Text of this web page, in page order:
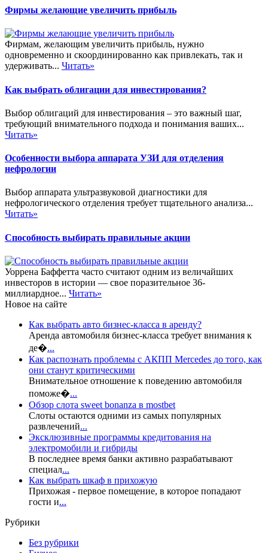
Фирмы желающие увеличить прибыль
Фирмам, желающим увеличить прибыль, нужно
одновременно и скоординированно как привлекать, так и
удерживать... Читать»
Как выбрать облигации для инвестирования?
Выбор облигаций для инвестирования – это важный шаг,
требующий внимательного подхода и понимания ваших...
Читать»
Особенности выбора аппарата УЗИ для отделения
нефрологии
Выбор аппарата ультразвуковой диагностики для
нефрологического отделения требует тщательного анализа...
Читать»
Способность выбирать правильные акции
Уоррена Баффетта часто считают одним из величайших
инвесторов в истории — свое поразительное 36-
миллиардное... Читать»
Новое на сайте
Как выбрать авто бизнес-класса в аренду?
Аренда автомобиля бизнес-класса требует внимания к
де�...
Как распознать проблемы с АКПП Mercedes до того, как
они станут критическими
Внимательное отношение к поведению автомобиля
поможе�...
Обзор слота sweet bonanza в mostbet
Слоты остаются одними из самых популярных
развлечений...
Эксклюзивные программы кредитования на
электромобили и гибриды
В последнее время банки активно разрабатывают
специал...
Как выбрать шкаф в прихожую
Прихожая - первое помещение, в которое попадают
гости и...
Рубрики
Без рубрики